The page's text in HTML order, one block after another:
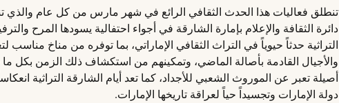
تنطلق فعاليات هذا الحدث الثقافي الرائع في شهر مارس من كل عام والذي
دائرة الثقافة والإعلام بإمارة الشارقة في أجواء احتفالية يسودها المرح
التراثية حدثاً حيوياً في التراث الثقافي الإماراتي، بما توفره من مناخ مناسب
والأجيال القادمة بأصالة الماضي، وتمكينهم من استكشاف ذلك الزمن بكل ما
أصيلة تعبر عن الموروث الشعبي للأجداد، كما تعد أيام الشارقة التراثية
دولة الإمارات وتجسيداً حياً لعراقة تاريخها الإمارات.